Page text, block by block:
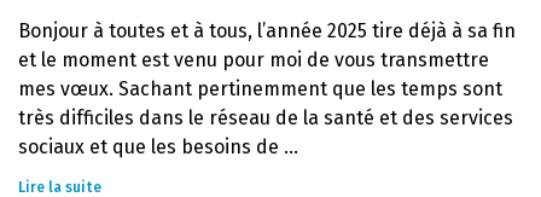
Bonjour à toutes et à tous, l’année 2025 tire déjà à sa fin
et le moment est venu pour moi de vous transmettre
mes vœux. Sachant pertinemment que les temps sont
très difficiles dans le réseau de la santé et des services
sociaux et que les besoins de ...
Lire la suite